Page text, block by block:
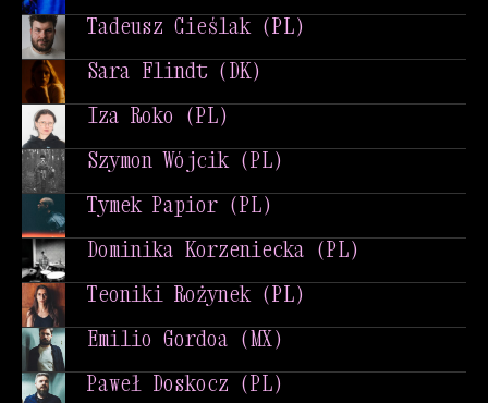
Sławek „Księżyc” Księżniak (PL)
Tadeusz Cieślak (PL)
Tadeusz Cieślak (PL)
Sara Flindt (DK)
Sara Flindt (DK)
Iza Roko (PL)
Iza Roko (PL)
Szymon Wójcik (PL)
Szymon Wójcik (PL)
Tymek Papior (PL)
Tymek Papior (PL)
Dominika Korzeniecka (PL)
Dominika Korzeniecka (PL)
Teoniki Rożynek (PL)
Teoniki Rożynek (PL)
Emilio Gordoa (MX)
Emilio Gordoa (MX)
Paweł Doskocz (PL)